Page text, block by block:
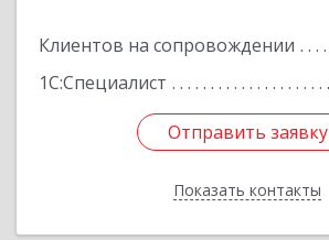
Клиентов на сопровождении
1С:Специалист
Отправить заявку
Показать контакты
Отправить заявку
Назад